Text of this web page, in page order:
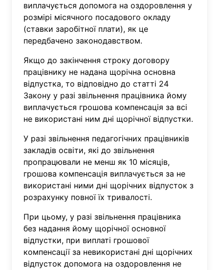
виплачується допомога на оздоровлення у
розмірі місячного посадового окладу
(ставки заробітної плати), як це
передбачено законодавством.
Якщо до закінчення строку договору
працівнику не надана щорічна основна
відпустка, то відповідно до статті 24
Закону у разі звільнення працівника йому
виплачується грошова компенсація за всі
не використані ним дні щорічної відпустки.
У разі звільнення педагогічних працівників
закладів освіти, які до звільнення
пропрацювали не менш як 10 місяців,
грошова компенсація виплачується за не
використані ними дні щорічних відпусток з
розрахунку повної їх тривалості.
При цьому, у разі звільнення працівника
без надання йому щорічної основної
відпустки, при виплаті грошової
компенсації за невикористані дні щорічних
відпусток допомога на оздоровлення не